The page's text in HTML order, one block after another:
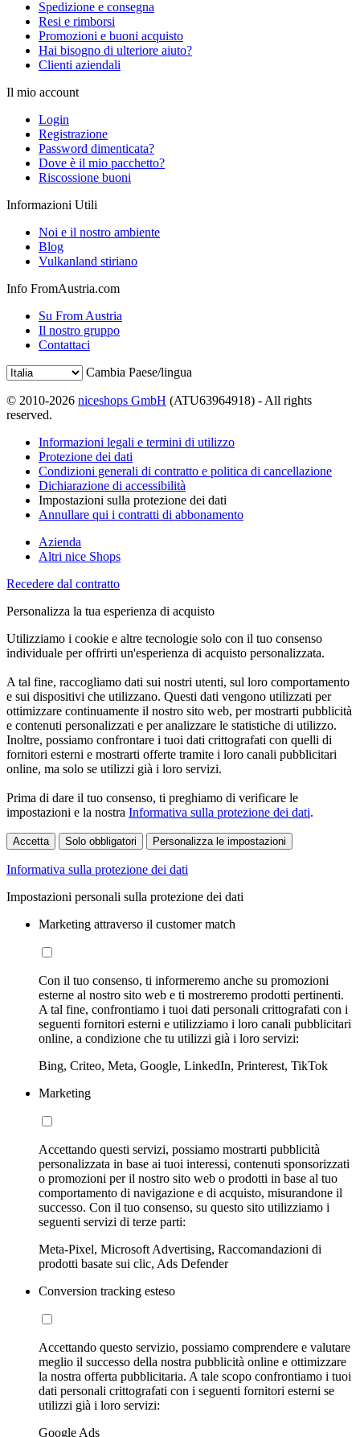
Spedizione e consegna
Resi e rimborsi
Promozioni e buoni acquisto
Hai bisogno di ulteriore aiuto?
Clienti aziendali
Il mio account
Login
Registrazione
Password dimenticata?
Dove è il mio pacchetto?
Riscossione buoni
Informazioni Utili
Noi e il nostro ambiente
Blog
Vulkanland stiriano
Info FromAustria.com
Su From Austria
Il nostro gruppo
Contattaci
Cambia Paese/lingua
© 2010-2026 niceshops GmbH (ATU63964918) - All rights
reserved.
Informazioni legali e termini di utilizzo
Protezione dei dati
Condizioni generali di contratto e politica di cancellazione
Dichiarazione di accessibilità
Impostazioni sulla protezione dei dati
Annullare qui i contratti di abbonamento
Azienda
Altri nice Shops
Recedere dal contratto
Personalizza la tua esperienza di acquisto
Utilizziamo i cookie e altre tecnologie solo con il tuo consenso
individuale per offrirti un'esperienza di acquisto personalizzata.
A tal fine, raccogliamo dati sui nostri utenti, sul loro comportamento
e sui dispositivi che utilizzano. Questi dati vengono utilizzati per
ottimizzare continuamente il nostro sito web, per mostrarti pubblicità
e contenuti personalizzati e per analizzare le statistiche di utilizzo.
Inoltre, possiamo confrontare i tuoi dati crittografati con quelli di
fornitori esterni e mostrarti offerte tramite i loro canali pubblicitari
online, ma solo se utilizzi già i loro servizi.
Prima di dare il tuo consenso, ti preghiamo di verificare le
impostazioni e la nostra Informativa sulla protezione dei dati.
Accetta Solo obbligatori Personalizza le impostazioni
Informativa sulla protezione dei dati
Impostazioni personali sulla protezione dei dati
Marketing attraverso il customer match
Con il tuo consenso, ti informeremo anche su promozioni
esterne al nostro sito web e ti mostreremo prodotti pertinenti.
A tal fine, confrontiamo i tuoi dati personali crittografati con i
seguenti fornitori esterni e utilizziamo i loro canali pubblicitari
online, a condizione che tu utilizzi già i loro servizi:
Bing, Criteo, Meta, Google, LinkedIn, Printerest, TikTok
Marketing
Accettando questi servizi, possiamo mostrarti pubblicità
personalizzata in base ai tuoi interessi, contenuti sponsorizzati
o promozioni per il nostro sito web o prodotti in base al tuo
comportamento di navigazione e di acquisto, misurandone il
successo. Con il tuo consenso, su questo sito utilizziamo i
seguenti servizi di terze parti:
Meta-Pixel, Microsoft Advertising, Raccomandazioni di
prodotti basate sui clic, Ads Defender
Conversion tracking esteso
Accettando questo servizio, possiamo comprendere e valutare
meglio il successo della nostra pubblicità online e ottimizzare
la nostra offerta pubblicitaria. A tale scopo confrontiamo i tuoi
dati personali crittografati con i seguenti fornitori esterni se
utilizzi già i loro servizi:
Google Ads